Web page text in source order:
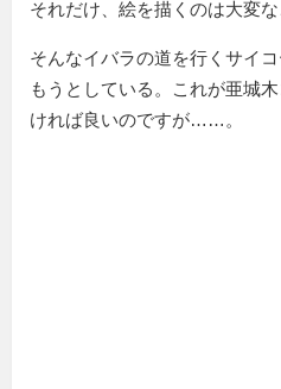
それだけ、絵を描くのは大変な
そんなイバラの道を行くサイ
もうとしている。これが亜城
ければ良いのですが……。